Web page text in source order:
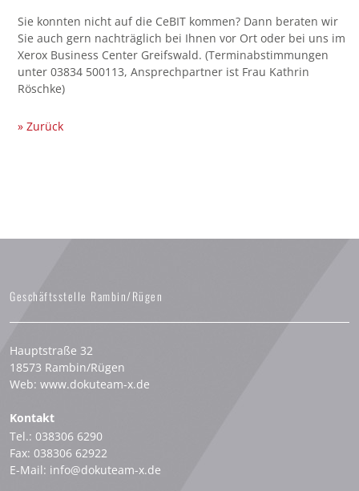
Sie konnten nicht auf die CeBIT kommen? Dann beraten wir
Sie auch gern nachträglich bei Ihnen vor Ort oder bei uns im
Xerox Business Center Greifswald. (Terminabstimmungen
unter 03834 500113, Ansprechpartner ist Frau Kathrin
Röschke)
» Zurück
Geschäftsstelle Rambin/Rügen
Hauptstraße 32
18573 Rambin/Rügen
Web: www.dokuteam-x.de
Kontakt
Tel.: 038306 6290
Fax: 038306 62922
E-Mail: info@dokuteam-x.de